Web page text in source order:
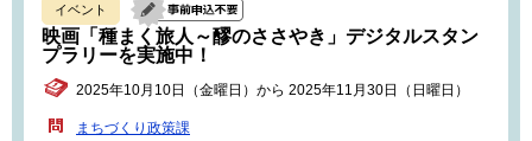
イベント
映画「種まく旅人～醪のささやき」デジタルスタン
プラリーを実施中！
2025年10月10日（金曜日）から 2025年11月30日（日曜日）
まちづくり政策課